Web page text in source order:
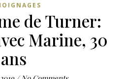
de Turner:
Marine, 30
ans